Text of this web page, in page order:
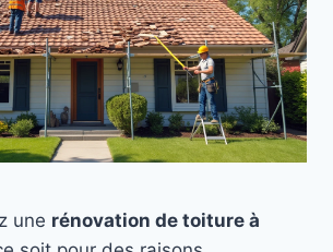
une rénovation de toiture à